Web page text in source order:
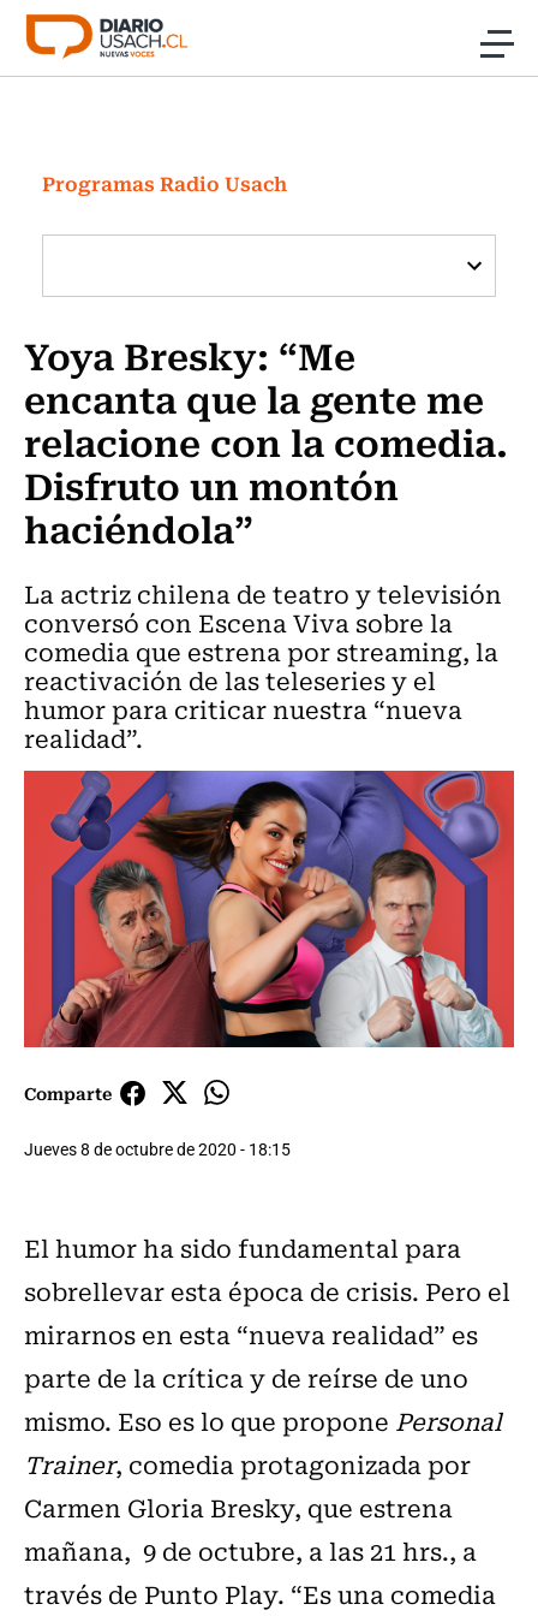
Click acá para ir directamente al contenido
Investigación
Cultura
Programas Radio y TV Usach
Programas Radio Usach
Yoya Bresky: “Me
encanta que la gente me
relacione con la comedia.
Disfruto un montón
haciéndola”
La actriz chilena de teatro y televisión
conversó con Escena Viva sobre la
comedia que estrena por streaming, la
reactivación de las teleseries y el
humor para criticar nuestra “nueva
realidad”.
Comparte
Jueves 8 de octubre de 2020 - 18:15
El humor ha sido fundamental para
sobrellevar esta época de crisis. Pero el
mirarnos en esta “nueva realidad” es
parte de la crítica y de reírse de uno
mismo. Eso es lo que propone Personal
Trainer, comedia protagonizada por
Carmen Gloria Bresky, que estrena
mañana, 9 de octubre, a las 21 hrs., a
través de Punto Play. “Es una comedia